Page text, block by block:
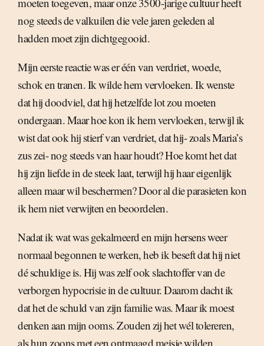
nog steeds de valkuilen die vele jaren geleden al
hadden moet zijn dichtgegooid.
Mijn eerste reactie was er één van verdriet, woede,
schok en tranen. Ik wilde hem vervloeken. Ik wenste
dat hij doodviel, dat hij hetzelfde lot zou moeten
ondergaan. Maar hoe kon ik hem vervloeken, terwijl ik
wist dat ook hij stierf van verdriet, dat hij- zoals Maria’s
zus zei- nog steeds van haar houdt? Hoe komt het dat
hij zijn liefde in de steek laat, terwijl hij haar eigenlijk
alleen maar wil beschermen? Door al die parasieten kon
ik hem niet verwijten en beoordelen.
Nadat ik wat was gekalmeerd en mijn hersens weer
normaal begonnen te werken, heb ik beseft dat hij niet
dé schuldige is. Hij was zelf ook slachtoffer van de
verborgen hypocrisie in de cultuur. Daarom dacht ik
dat het de schuld van zijn familie was. Maar ik moest
denken aan mijn ooms. Zouden zij het wél tolereren,
als hun zoons met een ontmaagd meisje wilden